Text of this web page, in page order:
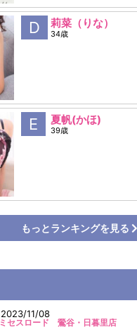
D 莉菜（りな）
34歳
E 夏帆(かほ)
39歳
もっとランキングを見る
2023/11/08
ミセスロード 鶯谷・日暮里店